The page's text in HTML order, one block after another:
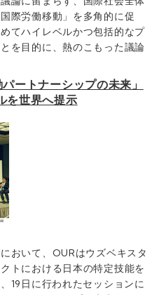
際労働移動」を多角的に促
てハイレベルかつ包括的なプ
を目的に、熱のこもった議論
ートナーシップの未来」
を世界へ提示
おいて、OURはウズベキスタ
トにおける日本の特定技能を
19日に行われたセッションに